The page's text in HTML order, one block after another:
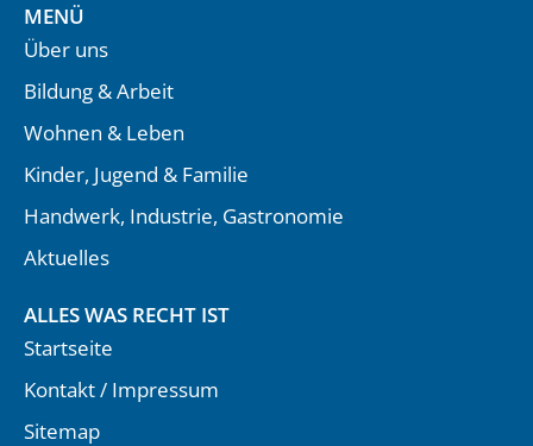
MENÜ
Über uns
Bildung & Arbeit
Wohnen & Leben
Kinder, Jugend & Familie
Handwerk, Industrie, Gastronomie
Aktuelles
ALLES WAS RECHT IST
Startseite
Kontakt / Impressum
Sitemap